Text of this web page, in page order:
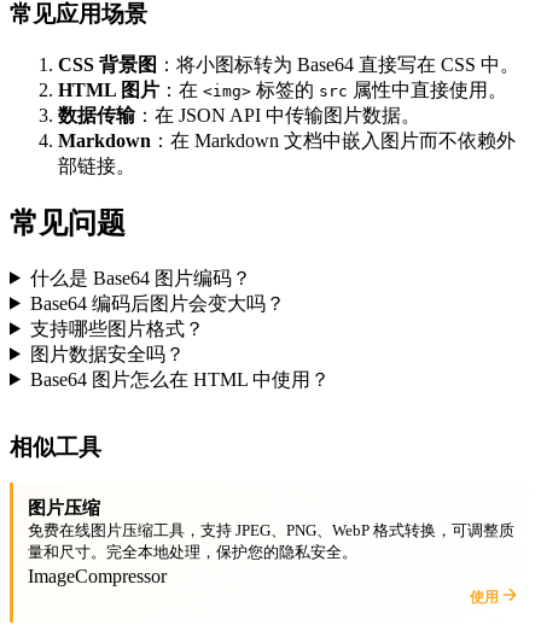
常见应用场景
CSS 背景图 ：将小图标转为 Base64 直接写在 CSS 中。
HTML 图片 ：在 <img> 标签的 src 属性中直接使用。
数据传输：在 JSON API 中传输图片数据。
Markdown ：在 Markdown 文档中嵌入图片而不依赖外
部链接。
常见问题
什么是 Base64 图片编码？
Base64 编码后图片会变大吗？
支持哪些图片格式？
图片数据安全吗？
Base64 图片怎么在 HTML 中使用？
相似工具
图片压缩
免费在线图片压缩工具，支持 JPEG、PNG、WebP 格式转换，可调整质
量和尺寸。完全本地处理，保护您的隐私安全。
ImageCompressor
使用